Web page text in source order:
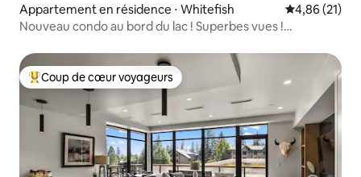
Appartement en résidence ⋅ Whitefish Évaluation
4,86 (21)
Nouveau condo au bord du lac ! Superbes vues !
Coups de cœur voyageurs les plus appréciés
Coup de cœur voyageurs